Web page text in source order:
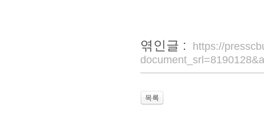
엮인글 :
https://
목록